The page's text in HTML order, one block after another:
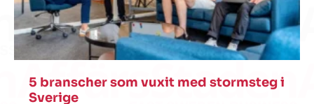
5 branscher som vuxit med stormsteg i
Sverige